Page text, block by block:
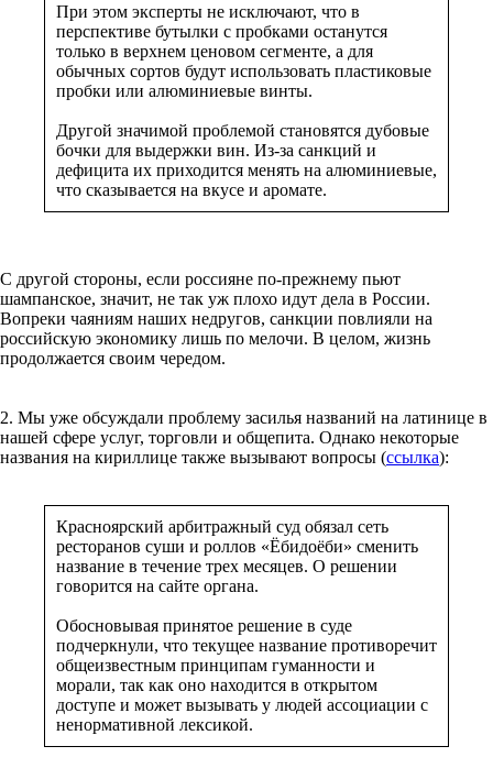
При этом эксперты не исключают, что в
перспективе бутылки с пробками останутся
только в верхнем ценовом сегменте, а для
обычных сортов будут использовать пластиковые
пробки или алюминиевые винты.
Другой значимой проблемой становятся дубовые
бочки для выдержки вин. Из-за санкций и
дефицита их приходится менять на алюминиевые,
что сказывается на вкусе и аромате.
С другой стороны, если россияне по-прежнему пьют
шампанское, значит, не так уж плохо идут дела в России.
Вопреки чаяниям наших недругов, санкции повлияли на
российскую экономику лишь по мелочи. В целом, жизнь
продолжается своим чередом.
2. Мы уже обсуждали проблему засилья названий на латинице в
нашей сфере услуг, торговли и общепита. Однако некоторые
названия на кириллице также вызывают вопросы (ссылка):
Красноярский арбитражный суд обязал сеть
ресторанов суши и роллов «Ёбидоёби» сменить
название в течение трех месяцев. О решении
говорится на сайте органа.
Обосновывая принятое решение в суде
подчеркнули, что текущее название противоречит
общеизвестным принципам гуманности и
морали, так как оно находится в открытом
доступе и может вызывать у людей ассоциации с
ненормативной лексикой.